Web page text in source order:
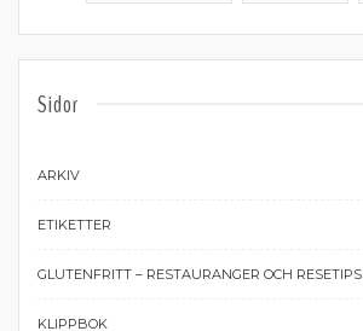
Sidor
ARKIV
ETIKETTER
GLUTENFRITT – RESTAURANGER OCH RESETIPS
KLIPPBOK